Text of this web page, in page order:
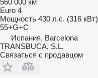
Euro 4
Мощность 430 л.с. (316 кВт)
55+G+C
Испания, Barcelona
TRANSBUCA, S.L.
Связаться с продавцом